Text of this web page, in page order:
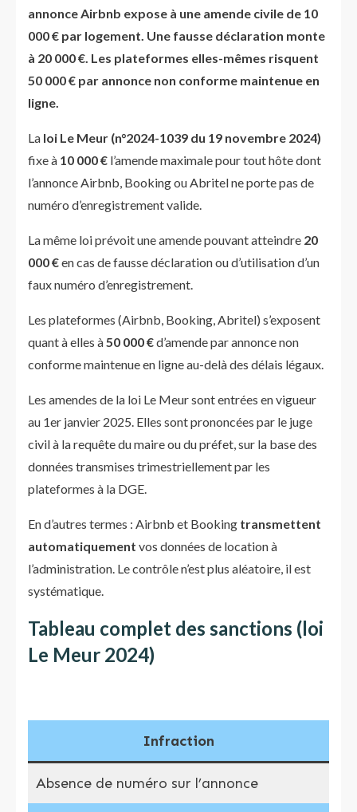
annonce Airbnb expose à une amende civile de 10
000 € par logement. Une fausse déclaration monte
à 20 000 €. Les plateformes elles-mêmes risquent
50 000 € par annonce non conforme maintenue en
ligne.
La loi Le Meur (n°2024-1039 du 19 novembre 2024)
fixe à 10 000 € l’amende maximale pour tout hôte dont
l’annonce Airbnb, Booking ou Abritel ne porte pas de
numéro d’enregistrement valide.
La même loi prévoit une amende pouvant atteindre 20
000 €en cas de fausse déclaration ou d’utilisation d’un
faux numéro d’enregistrement.
Les plateformes (Airbnb, Booking, Abritel) s’exposent
quant à elles à50 000 €d’amende par annonce non
conforme maintenue en ligne au-delà des délais légaux.
Les amendes de la loi Le Meur sont entrées en vigueur
au 1er janvier 2025. Elles sont prononcées par le juge
civil à la requête du maire ou du préfet, sur la base des
données transmises trimestriellement par les
plateformes à la DGE.
En d’autres termes : Airbnb et Booking transmettent
automatiquement vos données de location à
l’administration. Le contrôle n’est plus aléatoire, il est
systématique.
Tableau complet des sanctions (loi
Le Meur 2024)
Infraction
Absence de numéro sur l’annonce